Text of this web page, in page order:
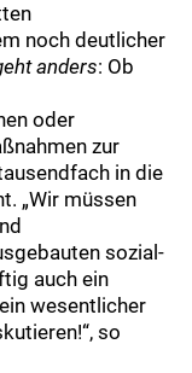
noch deutlicher
anders: Ob
oder
zur
in die
„Wir müssen
sozial-
auch ein
wesentlicher
so